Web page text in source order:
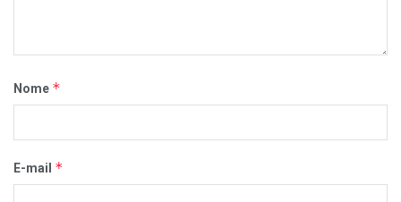
Nome *
E-mail *